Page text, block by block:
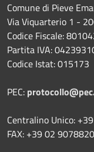
Comune di Pieve
Via Viquarterio 1 -
Codice Fiscale:
Partita IVA:
Codice Istat: 015173
PEC:
Centralino Unico:
FAX: +39 02